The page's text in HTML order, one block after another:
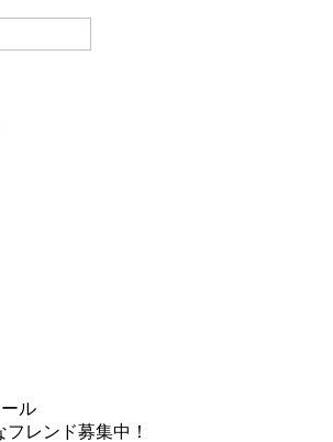
ル
フレンド募集中！